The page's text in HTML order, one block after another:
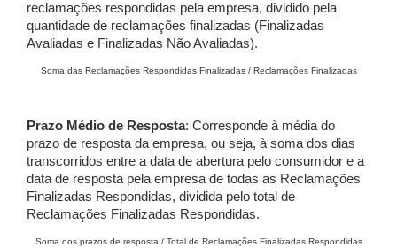
reclamações respondidas pela empresa, dividido pela
quantidade de reclamações finalizadas (Finalizadas
Avaliadas e Finalizadas Não Avaliadas).
Soma das Reclamações Respondidas Finalizadas / Reclamações Finalizadas
Prazo Médio de Resposta: Corresponde à média do
prazo de resposta da empresa, ou seja, à soma dos dias
transcorridos entre a data de abertura pelo consumidor e a
data de resposta pela empresa de todas as Reclamações
Finalizadas Respondidas, dividida pelo total de
Reclamações Finalizadas Respondidas.
Soma dos prazos de resposta / Total de Reclamações Finalizadas Respondidas